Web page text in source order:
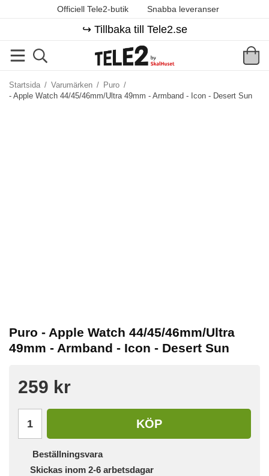
Officiell Tele2-butik Snabba leveranser
↪️ Tillbaka till Tele2.se
Startsida / Varumärken / Puro /
- Apple Watch 44/45/46mm/Ultra 49mm - Armband - Icon - Desert Sun
Puro - Apple Watch 44/45/46mm/Ultra
49mm - Armband - Icon - Desert Sun
259 kr
KÖP
Beställningsvara
Skickas inom 2-6 arbetsdagar